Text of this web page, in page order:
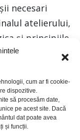
cum ar fi cookie-
dispozitive.
să procesăm date,
pe acest site. Dacă
dat poate avea
și funcții.
necesari
atelierului,
și principiile
a